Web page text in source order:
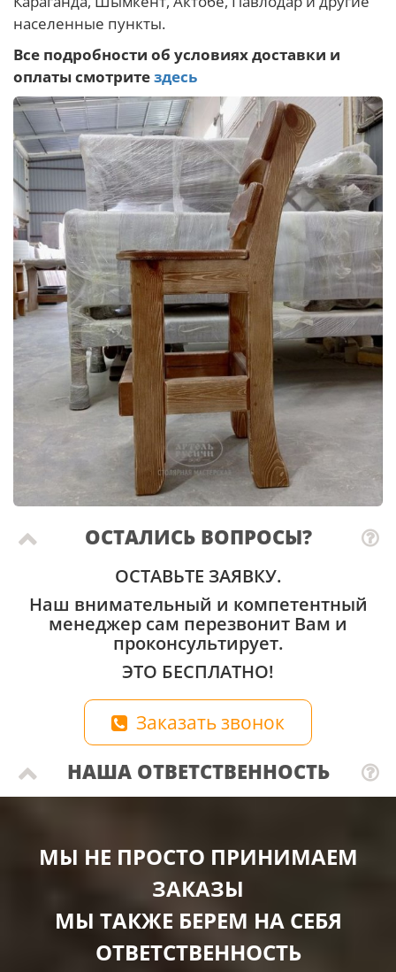
населенные пункты.
Все подробности об условиях доставки и
оплаты смотритездесь
ОСТАЛИСЬ ВОПРОСЫ?
ОСТАВЬТЕ ЗАЯВКУ.
Наш внимательный и компетентный
менеджер сам перезвонит Вам и
проконсультирует.
ЭТО БЕСПЛАТНО!
Заказать звонок
НАША ОТВЕТСТВЕННОСТЬ
МЫ НЕ ПРОСТО ПРИНИМАЕМ
ЗАКАЗЫ
МЫ ТАКЖЕ БЕРЕМ НА СЕБЯ
ОТВЕТСТВЕННОСТЬ